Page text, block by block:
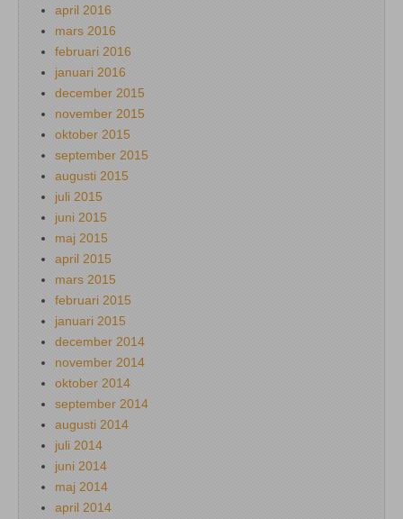
april 2016
mars 2016
februari 2016
januari 2016
december 2015
november 2015
oktober 2015
september 2015
augusti 2015
juli 2015
juni 2015
maj 2015
april 2015
mars 2015
februari 2015
januari 2015
december 2014
november 2014
oktober 2014
september 2014
augusti 2014
juli 2014
juni 2014
maj 2014
april 2014